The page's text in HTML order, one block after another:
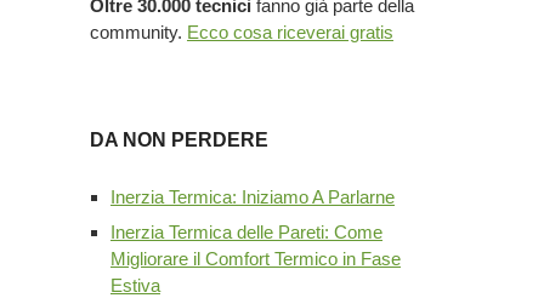
Oltre 30.000 tecnici fanno già parte della
community. Ecco cosa riceverai gratis
DA NON PERDERE
Inerzia Termica: Iniziamo A Parlarne
Inerzia Termica delle Pareti: Come
Migliorare il Comfort Termico in Fase
Estiva